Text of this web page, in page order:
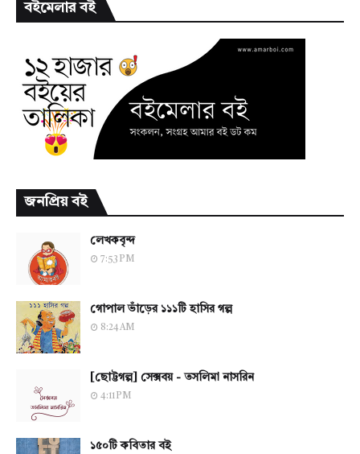
বইমেলার বই
জনপ্রিয় বই
লেখকবৃন্দ
7:53 PM
গোপাল ভাঁড়ের ১১১টি হাসির গল্প
8:24 AM
[ছোট্টগল্প] সেক্সবয় - তসলিমা নাসরিন
4:11 PM
১৫০টি কবিতার বই